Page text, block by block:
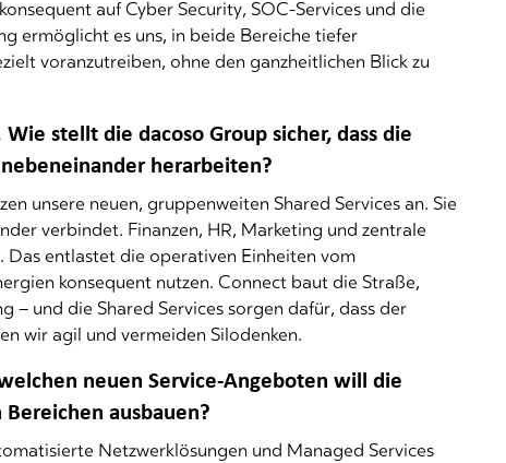
auf Cyber Security, SOC-Services und die
ermöglicht es uns, in beide Bereiche tiefer
voranzutreiben, ohne den ganzheitlichen Blick zu
stellt die dacoso Group sicher, dass die
herarbeiten?
unsere neuen, gruppenweiten Shared Services an. Sie
verbindet. Finanzen, HR, Marketing und zentrale
entlastet die operativen Einheiten vom
konsequent nutzen. Connect baut die Straße,
– und die Shared Services sorgen dafür, dass der
wir agil und vermeiden Silodenken.
neuen Service-Angeboten will die
ausbauen?
Netzwerklösungen und Managed Services